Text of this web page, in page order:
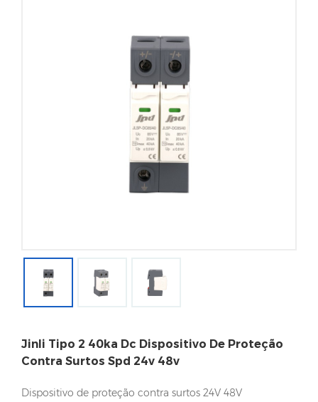
Jinli Tipo 2 40ka Dc Dispositivo De Proteção
Contra Surtos Spd 24v 48v
Dispositivo de proteção contra surtos 24V 48V